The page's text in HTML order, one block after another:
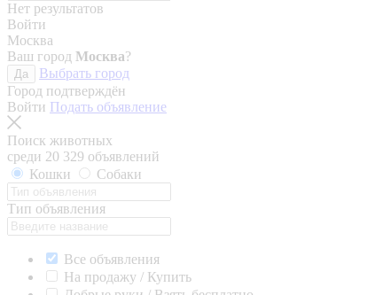
Нет результатов
Войти
Москва
Ваш город Москва?
Да
Выбрать город
Город подтверждён
Войти Подать объявление
Поиск животных
среди 20 329 объявлений
Кошки
Собаки
Тип объявления
Все объявления
На продажу / Купить